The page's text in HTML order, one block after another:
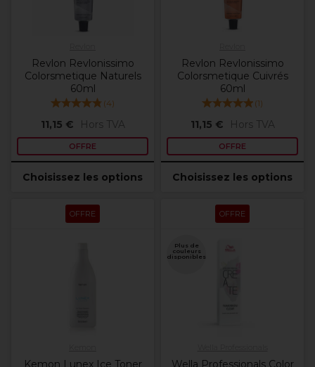
Revlon Revlonissimo
Colorsmetique Naturels
60ml
(4)
11,15 € Hors TVA
OFFRE
Choisissez les options
Revlon Revlonissimo
Colorsmetique Cuivrés
60ml
(1)
11,15 € Hors TVA
OFFRE
Choisissez les options
OFFRE
Kemon Lunex Ice Toner
OFFRE
Plus de
couleurs
disponibles
Wella Professionals Color